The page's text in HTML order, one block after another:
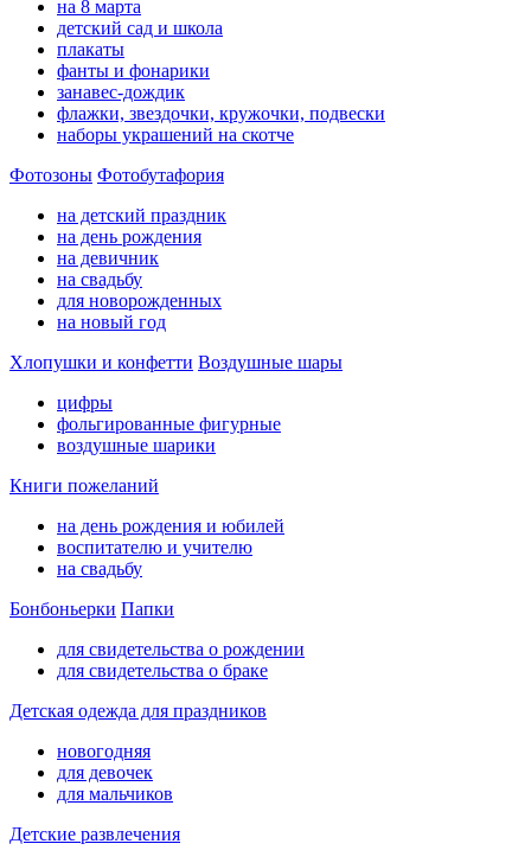
на 8 марта
детский сад и школа
плакаты
фанты и фонарики
занавес-дождик
флажки, звездочки, кружочки, подвески
наборы украшений на скотче
Фотозоны Фотобутафория
на детский праздник
на день рождения
на девичник
на свадьбу
для новорожденных
на новый год
Хлопушки и конфетти Воздушные шары
цифры
фольгированные фигурные
воздушные шарики
Книги пожеланий
на день рождения и юбилей
воспитателю и учителю
на свадьбу
Бонбоньерки Папки
для свидетельства о рождении
для свидетельства о браке
Детская одежда для праздников
новогодняя
для девочек
для мальчиков
Детские развлечения